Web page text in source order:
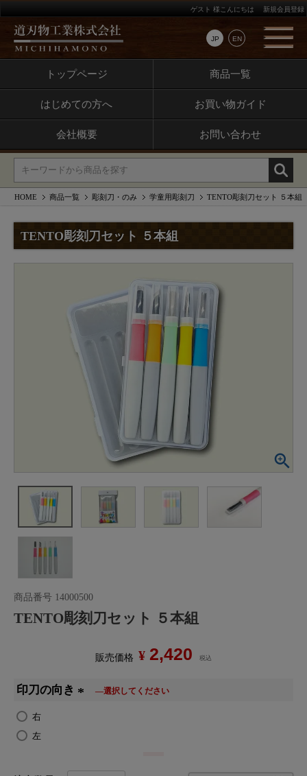
JP EN
ゲスト 様こんにちは 新規会員登録
トップページ 商品一覧
はじめての方へ お買い物ガイド
会社概要 お問い合わせ
HOME 商品一覧 彫刻刀・のみ 学童用彫刻刀 TENTO彫刻刀セット ５本組
TENTO彫刻刀セット ５本組
商品番号 14000500
TENTO彫刻刀セット ５本組
販売価格 ¥ 2,420 税込
印刀の向き
右
左